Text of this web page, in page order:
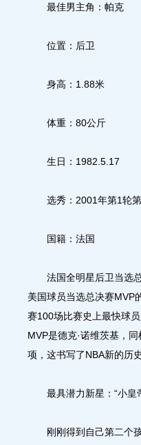
最佳男主角：帕克
位置：后卫
身高：1.88米
体重：80公斤
生日：1982.5.17
选秀：2001年第1轮第
国籍：法国
法国全明星后卫当选总
美国球员当选总决赛MVP
赛100场比赛史上最快球
MVP是德克·诺维茨基，
项，这书写了NBA新的历史
最具潜力新星：“小皇
刚刚得到自己第二个孩